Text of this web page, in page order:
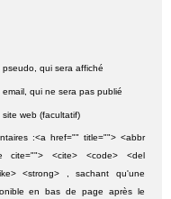
pseudo, qui sera affiché
email, qui ne sera pas publié
site web (facultatif)
:<a href="" title=""> <abbr
cite=""> <cite> <code> <del
<strong> , sachant qu'une
en bas de page après le